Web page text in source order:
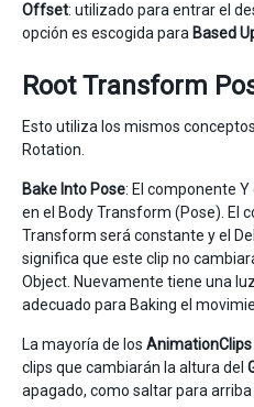
Offset: utilizado para entrar el
opción es escogida para Based
Root Transform
Esto utiliza los mismos
Rotation.
Bake Into Pose: El componente
en el Body Transform (Pose). El
Transform será constante y el
significa que este clip no
Object. Nuevamente tiene una
adecuado para Baking el
La mayoría de los AnimationClips
clips que cambiarán la altura del
apagado, como saltar para arriba